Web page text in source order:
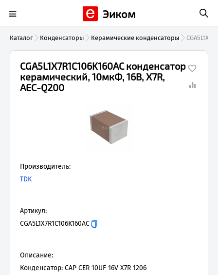
Эиком
Каталог Конденсаторы Керамические конденсаторы
CGA5L1X7R1C106K160AC конденсатор
керамический, 10мкФ, 16В, X7R,
AEC-Q200
Производитель:
TDK
Артикул:
CGA5L1X7R1C106K160AC
Описание:
Конденсатор: CAP CER 10UF 16V X7R 1206